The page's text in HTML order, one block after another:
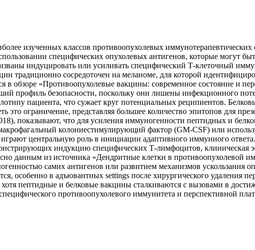
изученных классов противоопухолевых иммунотерапевтических
специфических опухолевых антигенов, которые могут
индуцировать или усиливать специфический Т-клеточный
традиционно сосредоточен на меланоме, для которой
в обзоре «Противоопухолевые вакцины: современное состояние и
профиль безопасности, поскольку они лишены инфекционного
пациента, что сужает круг потенциальных реципиентов.
это ограничение, представляя большее количество эпитопов для
показывают, что для усиления иммуногенности пептидных и
колониестимулирующий фактор (GM-CSF) или
центральную роль в инициации адаптивного иммунного
индукцию специфических Т-лимфоцитов, клиническая
данным из источника «Дендритные клетки в противоопухолевой
самих антигенов или развитием механизмов ускользания
особенно в адъювантных settings после хирургического удаления
пептидные и белковые вакцины сталкиваются с вызовами в
противоопухолевого иммунитета и перспективной